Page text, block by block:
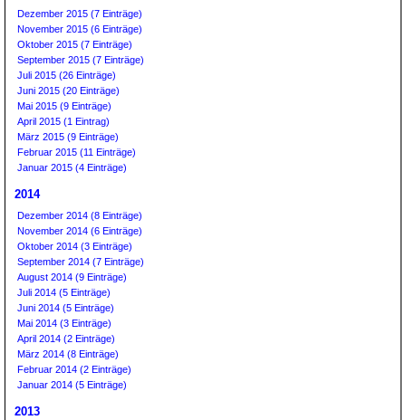
Dezember 2015 (7 Einträge)
November 2015 (6 Einträge)
Oktober 2015 (7 Einträge)
September 2015 (7 Einträge)
Juli 2015 (26 Einträge)
Juni 2015 (20 Einträge)
Mai 2015 (9 Einträge)
April 2015 (1 Eintrag)
März 2015 (9 Einträge)
Februar 2015 (11 Einträge)
Januar 2015 (4 Einträge)
2014
Dezember 2014 (8 Einträge)
November 2014 (6 Einträge)
Oktober 2014 (3 Einträge)
September 2014 (7 Einträge)
August 2014 (9 Einträge)
Juli 2014 (5 Einträge)
Juni 2014 (5 Einträge)
Mai 2014 (3 Einträge)
April 2014 (2 Einträge)
März 2014 (8 Einträge)
Februar 2014 (2 Einträge)
Januar 2014 (5 Einträge)
2013